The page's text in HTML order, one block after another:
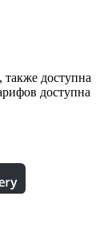
доступна
доступна